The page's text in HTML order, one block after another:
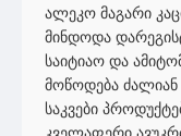
ალეკო მაგარი
მინდოდა
საიტიაო და
მოწოდება ძალიან
საკვები